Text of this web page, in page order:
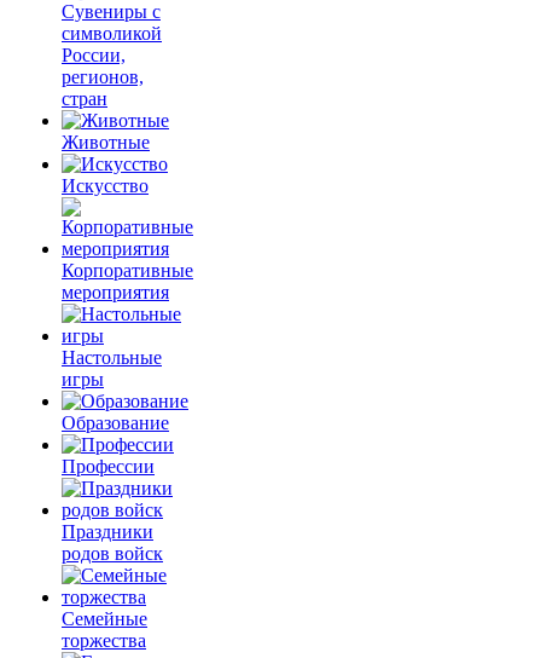
Сувениры с
символикой
России,
регионов,
стран
Животные
Искусство
Корпоративные
мероприятия
Настольные
игры
Образование
Профессии
Праздники
родов войск
Семейные
торжества